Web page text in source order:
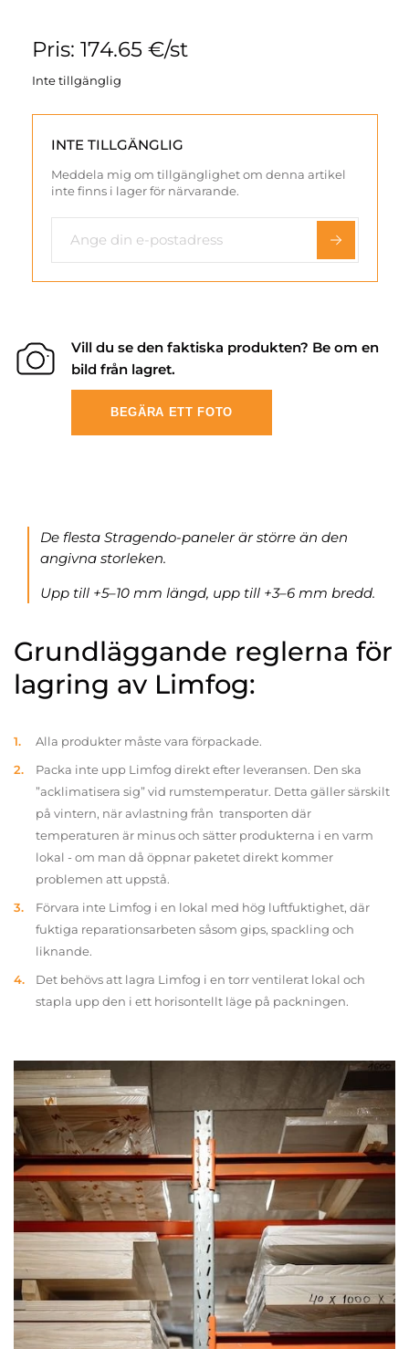
Pris: 174.65 €/st
Inte tillgänglig
INTE TILLGÄNGLIG
Meddela mig om tillgänglighet om denna artikel
inte finns i lager för närvarande.
Vill du se den faktiska produkten? Be om en
bild från lagret.
BEGÄRA ETT FOTO
De flesta Stragendo-paneler är större än den
angivna storleken.
Upp till +5–10 mm längd, upp till +3–6 mm bredd.
Grundläggande reglerna för
lagring av Limfog:
Alla produkter måste vara förpackade.
Packa inte upp Limfog direkt efter leveransen. Den ska
”acklimatisera sig” vid rumstemperatur. Detta gäller särskilt
på vintern, när avlastning från transporten där
temperaturen är minus och sätter produkterna i en varm
lokal - om man då öppnar paketet direkt kommer
problemen att uppstå.
Förvara inte Limfog i en lokal med hög luftfuktighet, där
fuktiga reparationsarbeten såsom gips, spackling och
liknande.
Det behövs att lagra Limfog i en torr ventilerat lokal och
stapla upp den i ett horisontellt läge på packningen.